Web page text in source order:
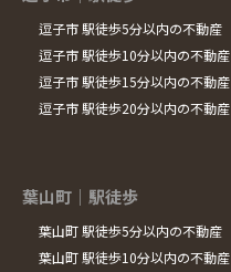
逗子市 駅徒歩5分以内の不動産
逗子市 駅徒歩10分以内の不動産
逗子市 駅徒歩15分以内の不動産
逗子市 駅徒歩20分以内の不動産
葉山町｜駅徒歩
葉山町 駅徒歩5分以内の不動産
葉山町 駅徒歩10分以内の不動産